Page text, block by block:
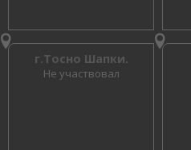
г.Тосно Шапки.
Не участвовал